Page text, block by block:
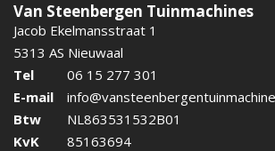
Van Steenbergen Tuinmachines
Jacob Ekelmansstraat 1
5313 AS Nieuwaal
Tel
06 15 277 301
E-mail
Btw
NL863531532B01
KvK
85163694